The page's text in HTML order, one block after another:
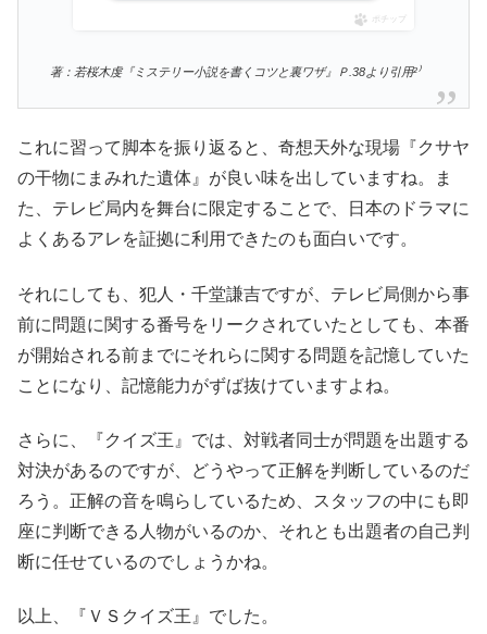
ポチップ
著：若桜木虔『ミステリー小説を書くコツと裏ワザ』Ｐ.38より引用²⁾
これに習って脚本を振り返ると、奇想天外な現場『クサヤ
の干物にまみれた遺体』が良い味を出していますね。ま
た、テレビ局内を舞台に限定することで、日本のドラマに
よくあるアレを証拠に利用できたのも面白いです。
それにしても、犯人・千堂謙吉ですが、テレビ局側から事
前に問題に関する番号をリークされていたとしても、本番
が開始される前までにそれらに関する問題を記憶していた
ことになり、記憶能力がずば抜けていますよね。
さらに、『クイズ王』では、対戦者同士が問題を出題する
対決があるのですが、どうやって正解を判断しているのだ
ろう。正解の音を鳴らしているため、スタッフの中にも即
座に判断できる人物がいるのか、それとも出題者の自己判
断に任せているのでしょうかね。
以上、『ＶＳクイズ王』でした。